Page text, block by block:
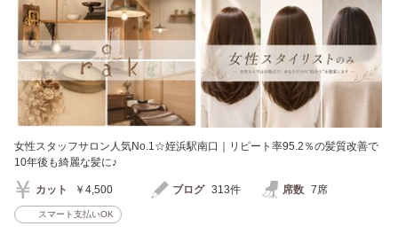
女性スタッフサロン人気No.1☆姪浜駅南口｜リピート率95.2％の髪質改善で
10年後も綺麗な髪に♪
カット ￥4,500 ブログ 313件 席数 7席
スマート支払いOK